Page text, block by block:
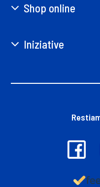
Shop online
Iniziative